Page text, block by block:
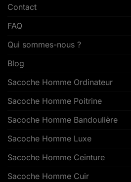
Contact
FAQ
Qui sommes-nous ?
Blog
Sacoche Homme Ordinateur
Sacoche Homme Poitrine
Sacoche Homme Bandoulière
Sacoche Homme Luxe
Sacoche Homme Ceinture
Sacoche Homme Cuir